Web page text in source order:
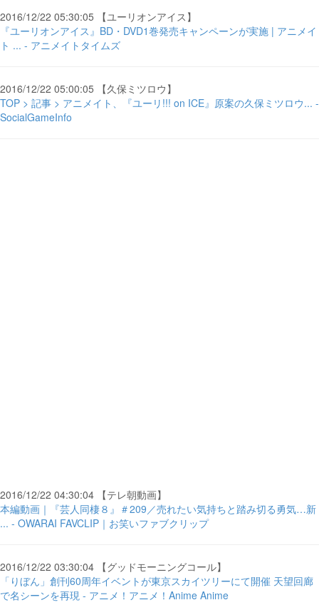
2016/12/22 05:30:05 【ユーリオンアイス】
『ユーリオンアイス』BD・DVD1巻発売キャンペーンが実施 | アニメイ
ト ... - アニメイトタイムズ
2016/12/22 05:00:05 【久保ミツロウ】
TOP > 記事 > アニメイト、『ユーリ!!! on ICE』原案の久保ミツロウ... -
SocialGameInfo
2016/12/22 04:30:04 【テレ朝動画】
本編動画｜『芸人同棲８』＃209／売れたい気持ちと踏み切る勇気…新
... - OWARAI FAVCLIP｜お笑いファブクリップ
2016/12/22 03:30:04 【グッドモーニングコール】
「りぼん」創刊60周年イベントが東京スカイツリーにて開催 天望回廊
で名シーンを再現 - アニメ！アニメ！Anime Anime